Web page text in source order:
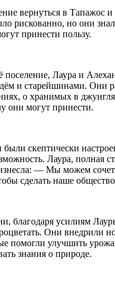
вернуться в Тапажос и
рискованно, но они
принести пользу.
поселение, Лаура и
и старейшинами. Они
о хранимых в
они могут принести.
скептически
Лаура, полная
— Мы можем
сделать наше
благодаря усилиям
Они внедрили
помогли улучшить
знания о природе.